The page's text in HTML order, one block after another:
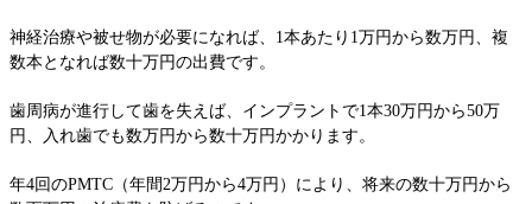
神経治療や被せ物が必要になれば、1本あたり1万円から数万円、複
数本となれば数十万円の出費です。
歯周病が進行して歯を失えば、インプラントで1本30万円から50万
円、入れ歯でも数万円から数十万円かかります。
年4回のPMTC（年間2万円から4万円）により、将来の数十万円から